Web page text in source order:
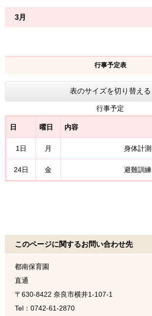
3月
行事予定表
表のサイズを切り替える
行事予定
日 曜日 内容
1日 月 身体計測
24日 金 避難訓練
このページに関するお問い合わせ先
都南保育園
直通
〒630-8422 奈良市横井1-107-1
Tel：0742-61-2870